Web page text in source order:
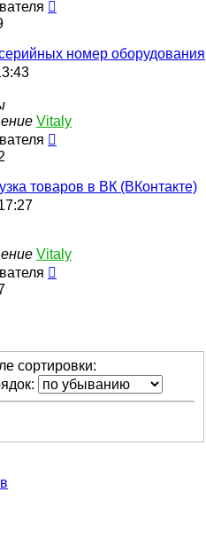
номер оборудования
Vitaly
товаров в ВК (ВКонтакте)
Vitaly
сортировки: